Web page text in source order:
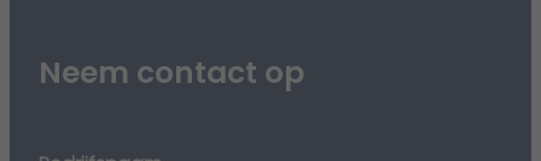
Neem contact op